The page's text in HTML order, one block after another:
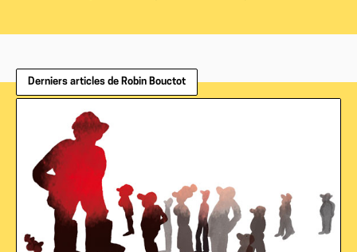
Derniers articles de Robin Bouctot